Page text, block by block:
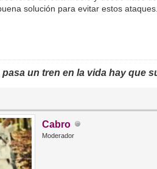
solución para evitar estos
un tren en la vida hay que
Cabro
Moderador